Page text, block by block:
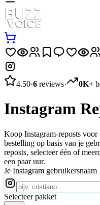
4.50·6 reviews· 0K+
Instagram
Koop Instagram-reposts voor
bestelling op basis van je
reposts, selecteer één of
een paar uur.
Je Instagram gebruikersnaam
Selecteer pakket